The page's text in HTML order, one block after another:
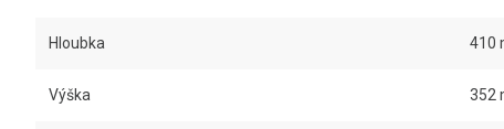
Hloubka 410
Výška 352